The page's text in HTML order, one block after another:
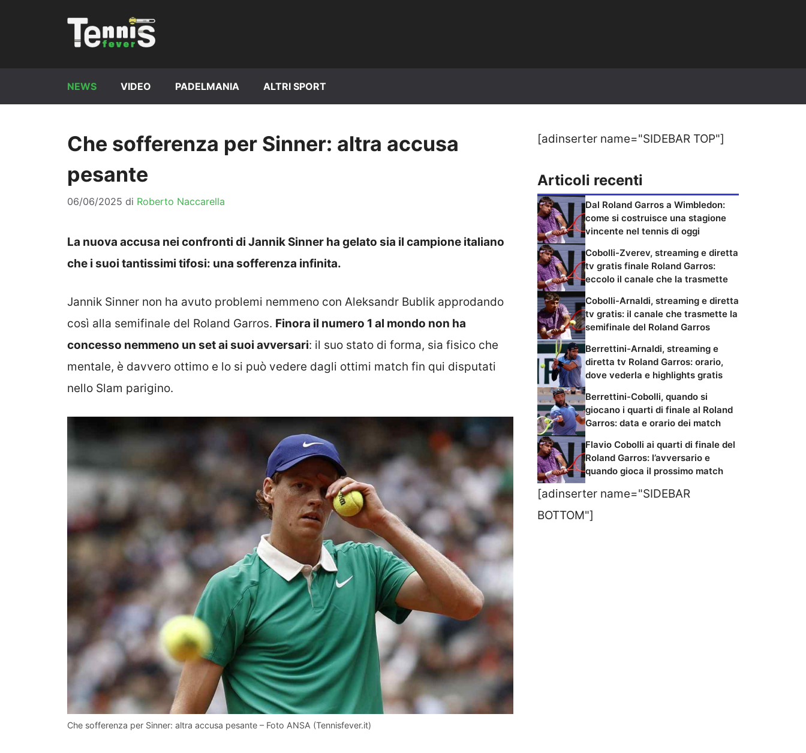
NEWS VIDEO PADELMANIA ALTRI SPORT
Che sofferenza per Sinner: altra accusa
pesante
06/06/2025 di Roberto Naccarella
La nuova accusa nei confronti di Jannik Sinner ha gelato sia il campione italiano
che i suoi tantissimi tifosi: una sofferenza infinita.
Jannik Sinner non ha avuto problemi nemmeno con Aleksandr Bublik approdando
così alla semifinale del Roland Garros. Finora il numero 1 al mondo non ha
concesso nemmeno un set ai suoi avversari: il suo stato di forma, sia fisico che
mentale, è davvero ottimo e lo si può vedere dagli ottimi match fin qui disputati
nello Slam parigino.
Che sofferenza per Sinner: altra accusa pesante – Foto ANSA (Tennisfever.it)
[adinserter name="SIDEBAR TOP"]
Articoli recenti
Dal Roland Garros a Wimbledon:
come si costruisce una stagione
vincente nel tennis di oggi
Cobolli-Zverev, streaming e diretta
tv gratis finale Roland Garros:
eccolo il canale che la trasmette
Cobolli-Arnaldi, streaming e diretta
tv gratis: il canale che trasmette la
semifinale del Roland Garros
Berrettini-Arnaldi, streaming e
diretta tv Roland Garros: orario,
dove vederla e highlights gratis
Berrettini-Cobolli, quando si
giocano i quarti di finale al Roland
Garros: data e orario dei match
Flavio Cobolli ai quarti di finale del
Roland Garros: l’avversario e
quando gioca il prossimo match
[adinserter name="SIDEBAR
BOTTOM"]